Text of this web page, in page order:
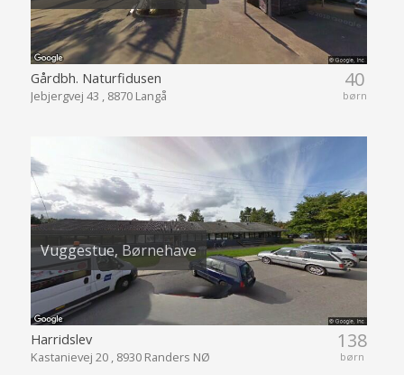
40
børn
Gårdbh. Naturfidusen
Jebjergvej 43 , 8870 Langå
Vuggestue, Børnehave
138
børn
Harridslev
Kastanievej 20 , 8930 Randers NØ